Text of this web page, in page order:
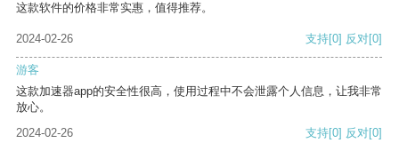
这款软件的价格非常实惠，值得推荐。
2024-02-26 支持[0] 反对[0]
游客
这款加速器app的安全性很高，使用过程中不会泄露个人信息，让我非常
放心。
2024-02-26
支持[0] 反对[0]